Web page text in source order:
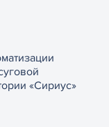
«Сириус»